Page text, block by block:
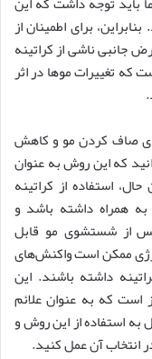
برای اطمینان از
جانبی ناشی از کراتینه
که تغییرات موها در اثر
صاف کردن مو و کاهش
که این روش به عنوان
استفاده از کراتینه
همراه داشته باشد و
پس از ۷۲ ساعت و پس از شستشوی مو قابل
ممکن است واکنش‌های
داشته باشند. این
که به عنوان علائم
استفاده از این روش و
انتخاب آن عمل کنید.